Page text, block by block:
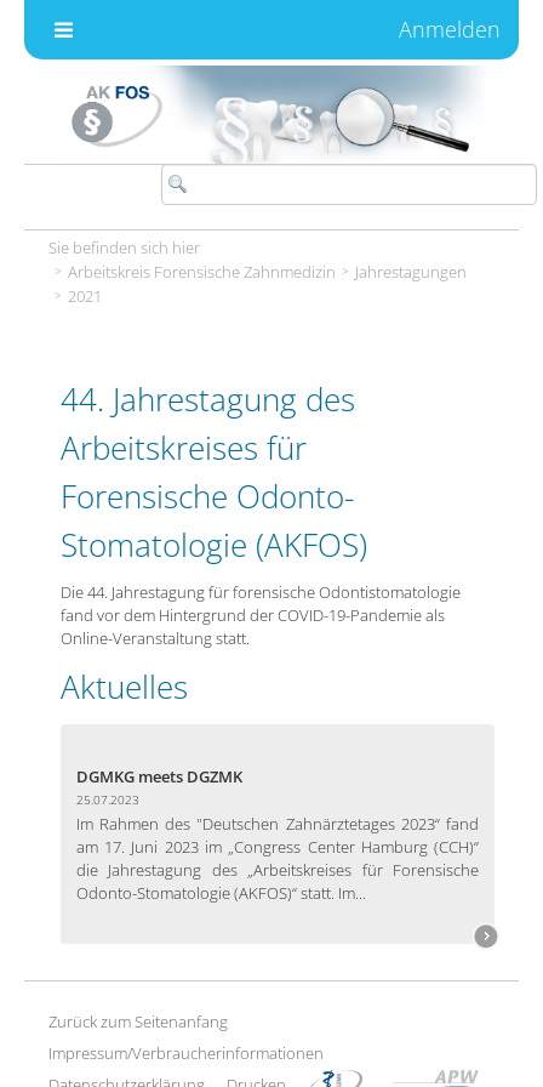
Anmelden
Sie befinden sich hier
Arbeitskreis Forensische Zahnmedizin
Jahrestagungen
2021
44. Jahrestagung des
Arbeitskreises für
Forensische Odonto-
Stomatologie (AKFOS)
Die 44. Jahrestagung für forensische Odontistomatologie
fand vor dem Hintergrund der COVID-19-Pandemie als
Online-Veranstaltung statt.
Aktuelles
DGMKG meets DGZMK
25.07.2023
Im Rahmen des "Deutschen Zahnärztetages 2023“ fand
am 17. Juni 2023 im „Congress Center Hamburg (CCH)“
die Jahrestagung des „Arbeitskreises für Forensische
Odonto-Stomatologie (AKFOS)“ statt. Im...
Zurück zum Seitenanfang
Impressum/Verbraucherinformationen